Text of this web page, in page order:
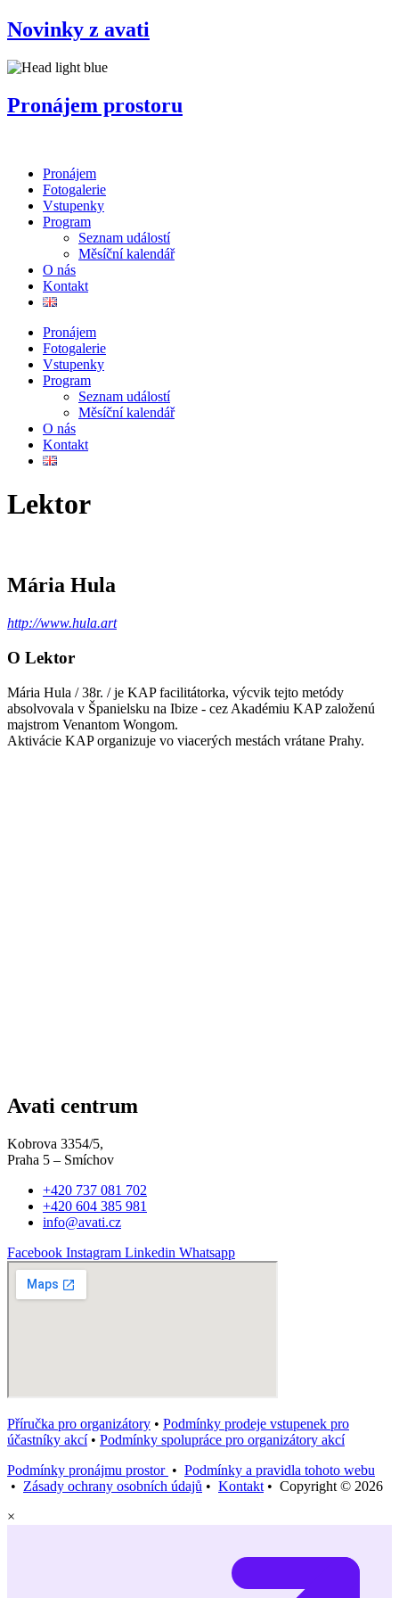
Přejít
k
obsahu
Novinky z avati
Pronájem prostoru
Pronájem
Fotogalerie
Vstupenky
Program
Seznam událostí
Měsíční kalendář
O nás
Kontakt
Pronájem
Fotogalerie
Vstupenky
Program
Seznam událostí
Měsíční kalendář
O nás
Kontakt
Lektor
Mária Hula
http://www.hula.art
O Lektor
Mária Hula / 38r. / je KAP facilitátorka, výcvik tejto metódy
absolvovala v Španielsku na Ibize - cez Akadémiu KAP založenú
majstrom Venantom Wongom.
Aktivácie KAP organizuje vo viacerých mestách vrátane Prahy.
Avati centrum
Kobrova 3354/5,
Praha 5 – Smíchov
+420 737 081 702
+420 604 385 981
info@avati.cz
Facebook Instagram Linkedin Whatsapp
Příručka pro organizátory • Podmínky prodeje vstupenek pro
účastníky akcí• Podmínky spolupráce pro organizátory akcí
Podmínky pronájmu prostor • Podmínky a pravidla tohoto webu
• Zásady ochrany osobních údajů • Kontakt • Copyright © 2026
×